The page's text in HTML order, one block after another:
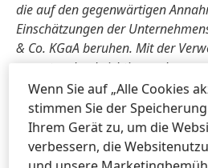
die auf den gegenwärtigen
Einschätzungen der
& Co. KGaA beruhen. Mit der
erwarten, beabsichtigen, planen,
ausgehen, glauben, schätzen
Formulierungen werden
gekennzeichnet. Diese Aussagen
dafür zu verstehen, dass sich
richtig erweisen. Die zukünftige
Wenn Sie auf „Alle Cookies
stimmen Sie der
Ihrem Gerät zu, um die
verbessern, die